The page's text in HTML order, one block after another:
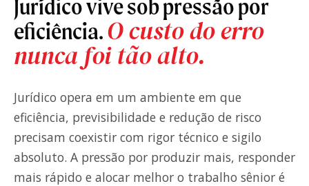
Jurídico vive sob pressão por
eficiência.O custo do erro
nunca foi tão alto.
Jurídico opera em um ambiente em que
eficiência, previsibilidade e redução de risco
precisam coexistir com rigor técnico e sigilo
absoluto. A pressão por produzir mais, responder
mais rápido e alocar melhor o trabalho sênior é